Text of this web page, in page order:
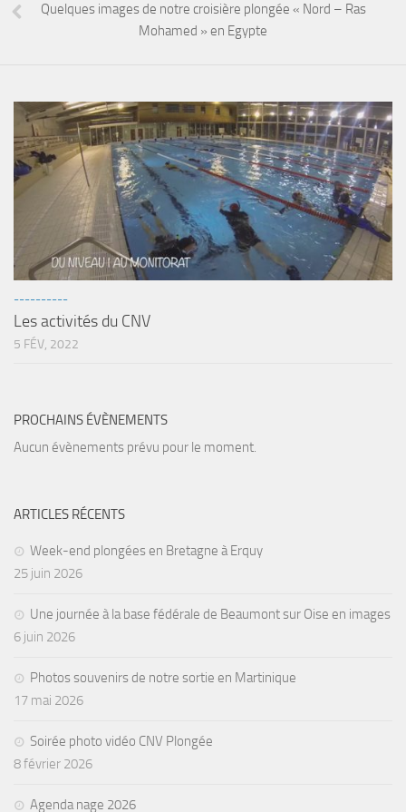
BIO SUB
Environnement et Biologie Sub
Formations
Lac Merveilleux
AUDIOVISUEL
Photo
MATERIEL
Section Matériel
Quelques images de notre croisière plongée « Nord – Ras
Mohamed » en Egypte
----------
Les activités du CNV
5 FÉV, 2022
PROCHAINS ÉVÈNEMENTS
Aucun évènements prévu pour le moment.
ARTICLES RÉCENTS
Week-end plongées en Bretagne à Erquy
25 juin 2026
Une journée à la base fédérale de Beaumont sur Oise en images
6 juin 2026
Photos souvenirs de notre sortie en Martinique
17 mai 2026
Soirée photo vidéo CNV Plongée
8 février 2026
Agenda nage 2026